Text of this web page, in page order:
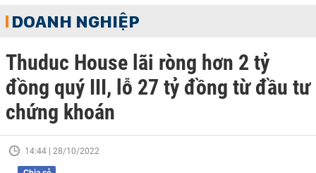
DOANH NGHIỆP
Thuduc House lãi ròng hơn 2 tỷ
đồng quý III, lỗ 27 tỷ đồng từ đầu tư
chứng khoán
14:44 | 28/10/2022